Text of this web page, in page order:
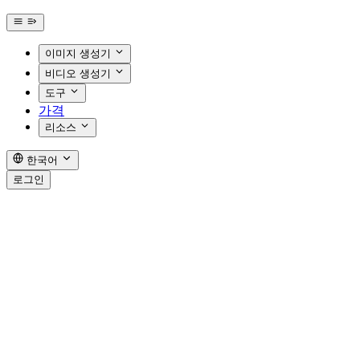
이미지 생성기
비디오 생성기
도구
가격
리소스
한국어
로그인